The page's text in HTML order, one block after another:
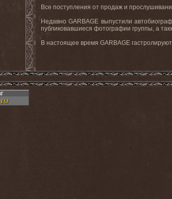
Все поступления от продаж и
НедавноGARBAGE выпустили
публиковавшиеся фотографии группы, а
В настоящее время GARBAGE